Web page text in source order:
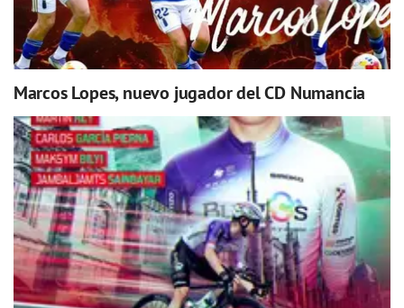
Marcos Lopes, nuevo jugador del CD Numancia